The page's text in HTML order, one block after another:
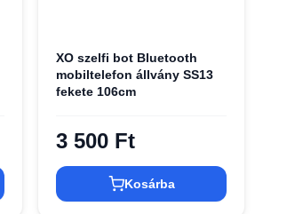
XO szelfi bot Bluetooth
mobiltelefon állvány SS13
fekete 106cm
3 500 Ft
Kosárba